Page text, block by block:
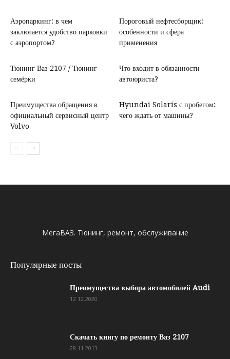
Аэропаркинг: в чем
заключается удобство парковки
с аэропортом?
Пороговый нефтесборщик:
особенности и сфера
применения
Тюнинг Ваз 2107 / Тюнинг
семёрки
Что входит в обязанности
автоюриста?
Преимущества обращения в
официальный сервисный центр
Volvo
Hyundai Solaris с пробегом:
чего ждать от машины?
МегаВАЗ. Тюнинг, ремонт, обслуживание
Популярные посты
Преимущества выбора автомобилей Audi
12.12.2020
Скачать книгу по ремонту Ваз 2107
28.11.2013